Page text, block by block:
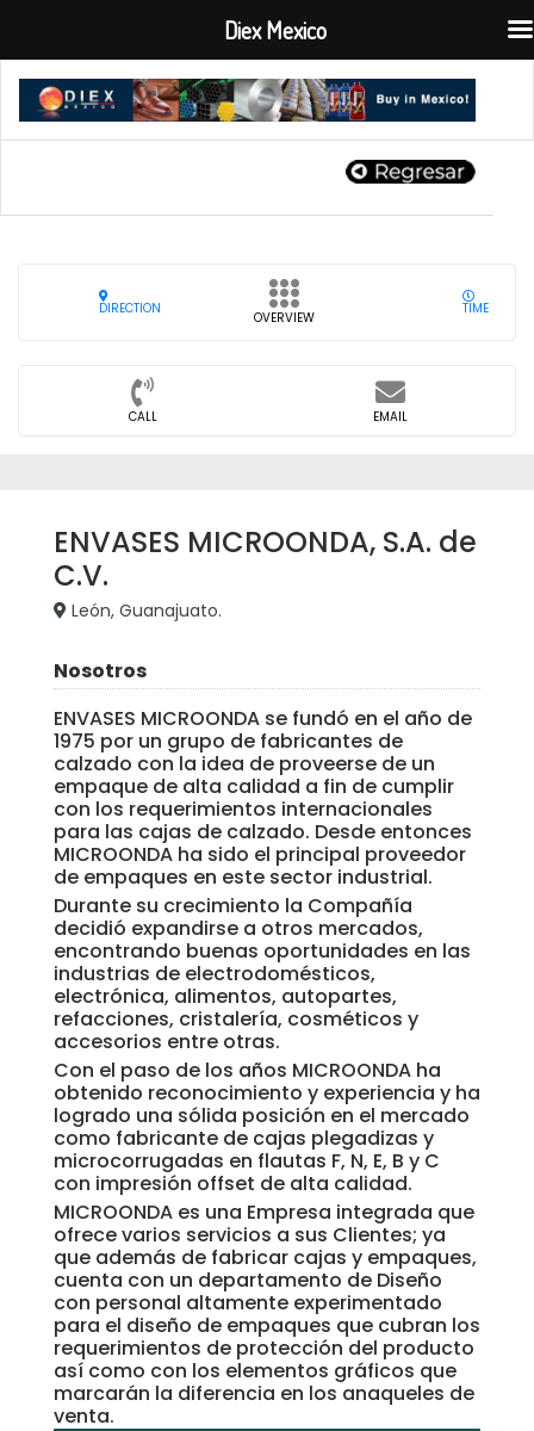
DIRECTION
OVERVIEW
TIME
CALL EMAIL
ENVASES MICROONDA, S.A. de
C.V.
León, Guanajuato.
Nosotros
ENVASES MICROONDA se fundó en el año de
1975 por un grupo de fabricantes de
calzado con la idea de proveerse de un
empaque de alta calidad a fin de cumplir
con los requerimientos internacionales
para las cajas de calzado. Desde entonces
MICROONDA ha sido el principal proveedor
de empaques en este sector industrial.
Durante su crecimiento la Compañía
decidió expandirse a otros mercados,
encontrando buenas oportunidades en las
industrias de electrodomésticos,
electrónica, alimentos, autopartes,
refacciones, cristalería, cosméticos y
accesorios entre otras.
Con el paso de los años MICROONDA ha
obtenido reconocimiento y experiencia y ha
logrado una sólida posición en el mercado
como fabricante de cajas plegadizas y
microcorrugadas en flautas F, N, E, B y C
con impresión offset de alta calidad.
MICROONDA es una Empresa integrada que
ofrece varios servicios a sus Clientes; ya
que además de fabricar cajas y empaques,
cuenta con un departamento de Diseño
con personal altamente experimentado
para el diseño de empaques que cubran los
requerimientos de protección del producto
así como con los elementos gráficos que
marcarán la diferencia en los anaqueles de
venta.
Diex Mexico